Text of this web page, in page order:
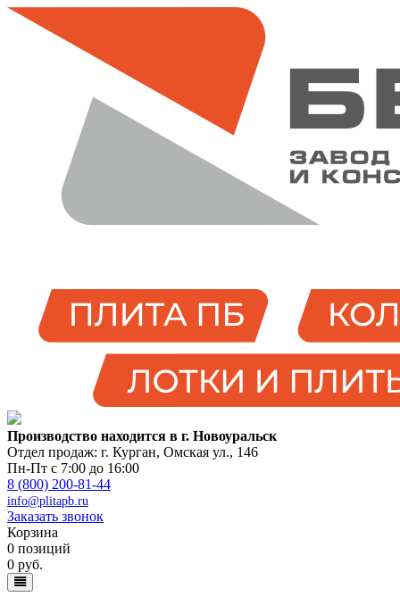
Производство находится в г. Новоуральск
Отдел продаж: г. Курган, Омская ул., 146
Пн-Пт с 7:00 до 16:00
8 (800) 200-81-44
info@plitapb.ru
Заказать звонок
Корзина
0 позиций
0 руб.